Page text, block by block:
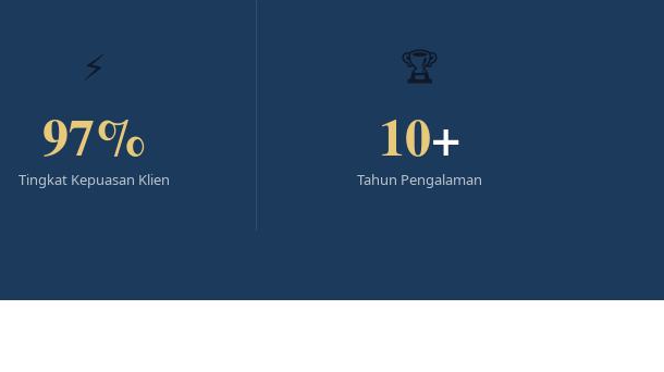
⚡
97%
Tingkat Kepuasan Klien
🏆
10+
Tahun Pengalaman